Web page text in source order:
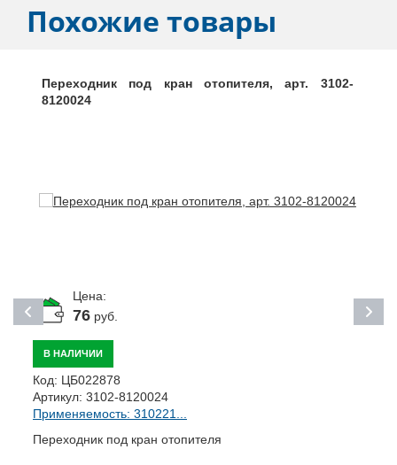
Похожие товары
Переходник под кран отопителя, арт. 3102-
8120024
Цена:
76руб.
В НАЛИЧИИ
Код: ЦБ022878
Артикул: 3102-8120024
Применяемость: 310221...
Переходник под кран отопителя